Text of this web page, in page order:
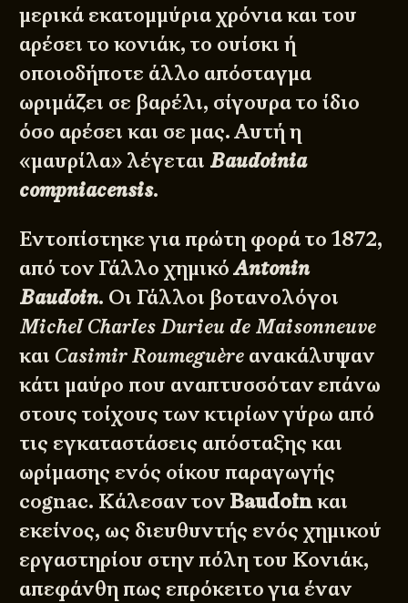
μερικά εκατομμύρια χρόνια και του
αρέσει το κονιάκ, το ουίσκι ή
οποιοδήποτε άλλο απόσταγμα
ωριμάζει σε βαρέλι, σίγουρα το ίδιο
όσο αρέσει και σε μας. Αυτή η
«μαυρίλα» λέγεται Baudoinia
compniacensis.
Εντοπίστηκε για πρώτη φορά το 1872,
από τον Γάλλο χημικόAntonin
Baudoin. Οι Γάλλοι βοτανολόγοι
Michel Charles Durieu de Maisonneuve
και Casimir Roumeguère ανακάλυψαν
κάτι μαύρο που αναπτυσσόταν επάνω
στους τοίχους των κτιρίων γύρω από
τις εγκαταστάσεις απόσταξης και
ωρίμασης ενός οίκου παραγωγής
cognac. Κάλεσαν τον Baudoinκαι
εκείνος, ως διευθυντής ενός χημικού
εργαστηρίου στην πόλη του Κονιάκ,
απεφάνθη πως επρόκειτο για έναν